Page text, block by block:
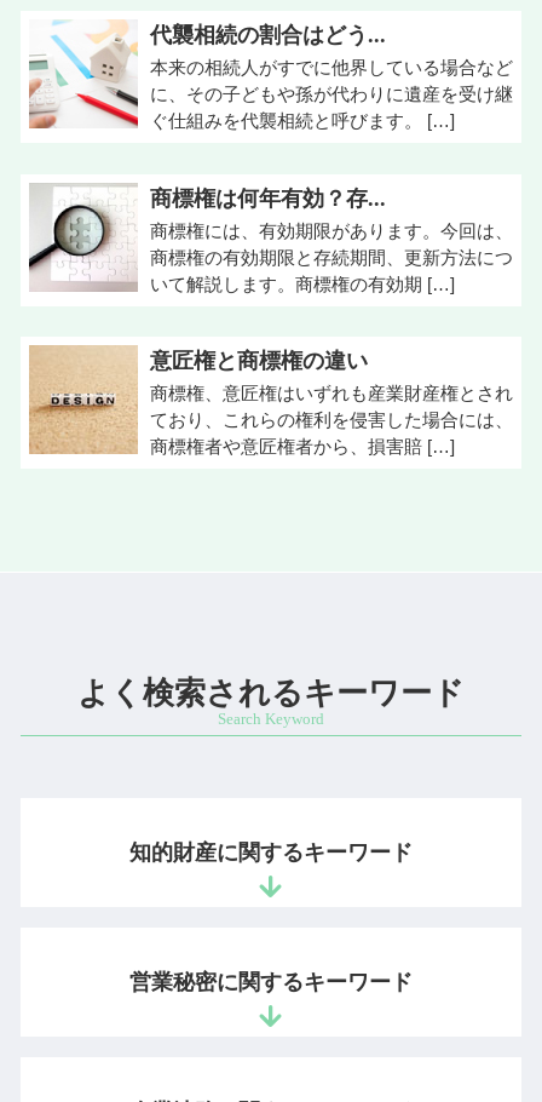
代襲相続の割合はどう...
本来の相続人がすでに他界している場合など
に、その子どもや孫が代わりに遺産を受け継
ぐ仕組みを代襲相続と呼びます。 […]
商標権は何年有効？存...
商標権には、有効期限があります。今回は、
商標権の有効期限と存続期間、更新方法につ
いて解説します。商標権の有効期 […]
意匠権と商標権の違い
商標権、意匠権はいずれも産業財産権とされ
ており、これらの権利を侵害した場合には、
商標権者や意匠権者から、損害賠 […]
よく検索されるキーワード
知的財産に関するキーワード
特許 審査請求 期限
不正競争防止法 営業秘密
営業秘密に関するキーワード